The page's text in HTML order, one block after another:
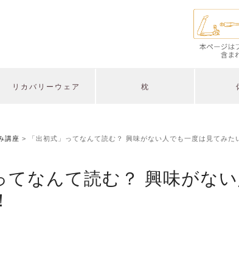
リカバリーウェア 枕
講座 > 「出初式」ってなんて読む？ 興味がない人でも一度は見てみた
てなんて読む？ 興味がな